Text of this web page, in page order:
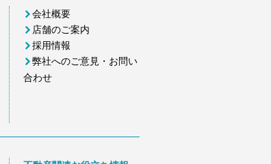
会社概要
店舗のご案内
採用情報
弊社へのご意見・お問い
合わせ